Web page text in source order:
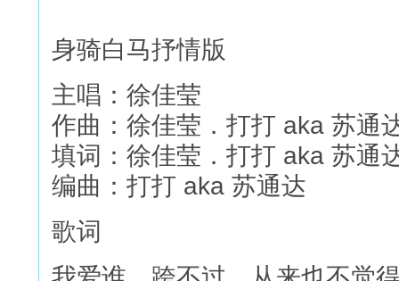
身骑白马抒情版
主唱：徐佳莹
作曲：徐佳莹．打打 aka 苏通
填词：徐佳莹．打打 aka 苏通
编曲：打打 aka 苏通达
歌词